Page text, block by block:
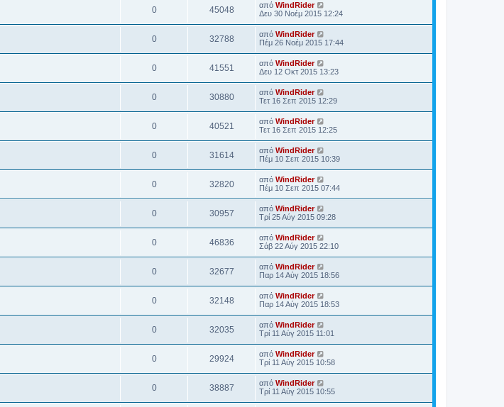
0 45048 από WindRider
Δευ 30 Νοέμ 2015 12:24
0 32788 από WindRider
Πέμ 26 Νοέμ 2015 17:44
0 41551 από WindRider
Δευ 12 Οκτ 2015 13:23
0 30880 από WindRider
Τετ 16 Σεπ 2015 12:29
0 40521 από WindRider
Τετ 16 Σεπ 2015 12:25
0 31614 από WindRider
Πέμ 10 Σεπ 2015 10:39
0 32820 από WindRider
Πέμ 10 Σεπ 2015 07:44
0 30957 από WindRider
Τρί 25 Αύγ 2015 09:28
0 46836 από WindRider
Σάβ 22 Αύγ 2015 22:10
0 32677 από WindRider
Παρ 14 Αύγ 2015 18:56
0 32148 από WindRider
Παρ 14 Αύγ 2015 18:53
0 32035 από WindRider
Τρί 11 Αύγ 2015 11:01
0 29924 από WindRider
Τρί 11 Αύγ 2015 10:58
0 38887 από WindRider
Τρί 11 Αύγ 2015 10:55